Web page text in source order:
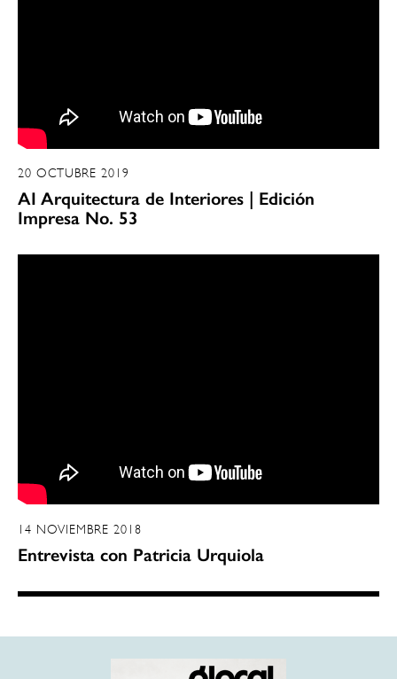
20 OCTUBRE 2019
AI Arquitectura de Interiores | Edición
Impresa No. 53
14 NOVIEMBRE 2018
Entrevista con Patricia Urquiola